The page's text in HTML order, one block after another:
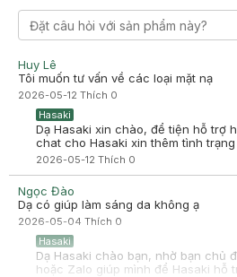
Huy Lê
Tôi muốn tư vấn về các loại mặt nạ
2026-05-12 Thích 0
Hasaki
Dạ Hasaki xin chào, để tiện hỗ trợ
chat cho Hasaki xin thêm tình
2026-05-12 Thích 0
Ngọc Đào
Dạ có giúp làm sáng da không ạ
2026-05-04 Thích 0
Hasaki
Dạ Hasaki chào bạn, nhờ bạn chủ
hoặc Zalo giúp mình để Hasaki hỗ